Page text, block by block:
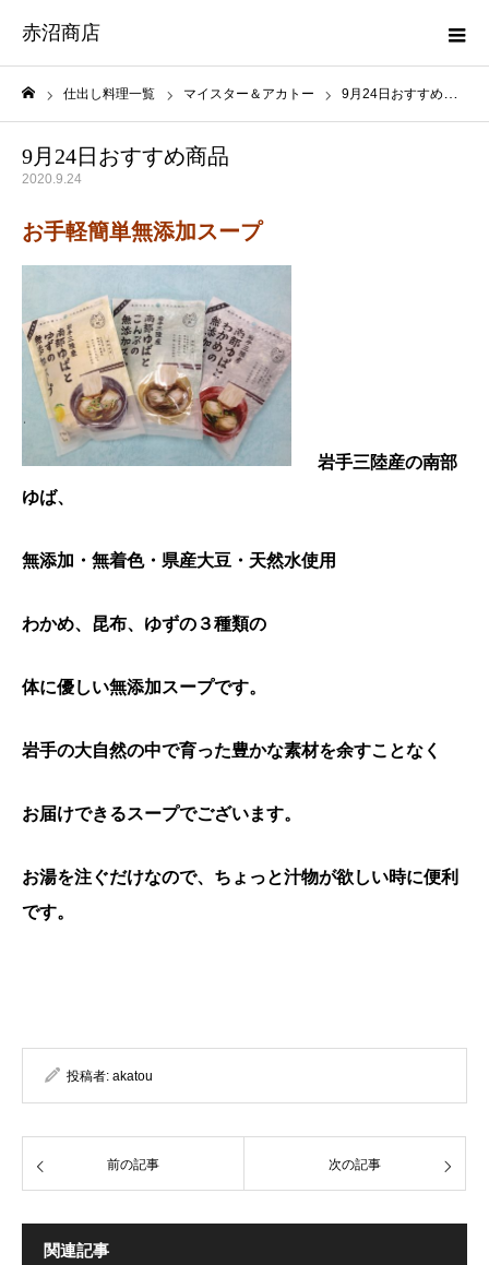
赤沼商店
仕出し料理一覧 マイスター＆アカトー 9月24日おすすめ商品
9月24日おすすめ商品
2020.9.24
お手軽簡単無添加スープ
岩手三陸産の南部
ゆば、
無添加・無着色・県産大豆・天然水使用
わかめ、昆布、ゆずの３種類の
体に優しい無添加スープです。
岩手の大自然の中で育った豊かな素材を余すことなく
お届けできるスープでございます。
お湯を注ぐだけなので、ちょっと汁物が欲しい時に便利
です。
投稿者: akatou
前の記事 次の記事
関連記事